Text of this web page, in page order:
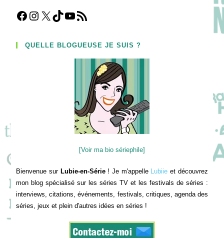
Facebook
Instagram
X TikTokYouTube
Flux RSS
QUELLE BLOGUEUSE JE SUIS ?
[Voir ma bio sériephile]
Bienvenue sur Lubie-en-Série! Je m'appelle Lubiie et découvrez
mon blog spécialisé sur les séries TV et les festivals de séries :
interviews, citations, événements, festivals, critiques, agenda des
séries, jeux et plein d'autres idées en séries !